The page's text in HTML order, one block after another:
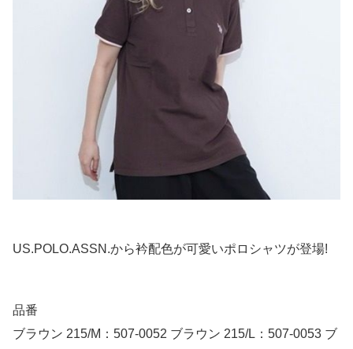
US.POLO.ASSN.から衿配色が可愛いポロシャツが登場!
品番
ブラウン 215/M：507-0052 ブラウン 215/L：507-0053 ブ